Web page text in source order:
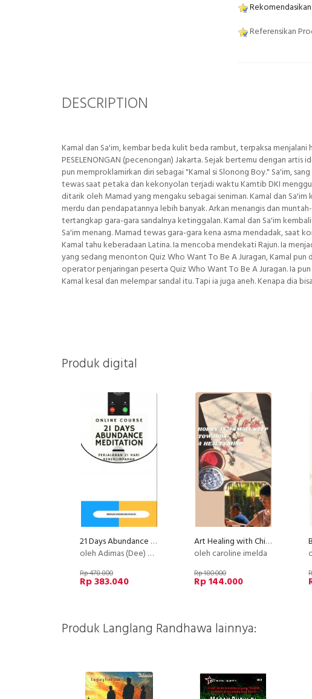
Referensikan
DESCRIPTION
Kamal dan Sa'im, kembar beda kulit beda rambut, terpaksa
PESELENONGAN (pecenongan) Jakarta. Sejak bertemu dengan
pun memproklamirkan diri sebagai "Kamal si Slonong Boy." Sa'im,
tewas saat petaka dan kekonyolan terjadi waktu Kamtib DKI
ditarik oleh Mamad yang mengaku sebagai seniman. Kamal dan
merdu dan pendapatannya lebih banyak. Arkan menangis dan
tertangkap gara-gara sandalnya ketinggalan. Kamal dan Sa'im
Sa'im menang. Mamad tewas gara-gara kena asma mendadak, saat
Kamal tahu keberadaan Latina. Ia mencoba mendekati Rajun. Ia
yang sedang menonton Quiz Who Want To Be A Juragan, Kamal
operator penjaringan peserta Quiz Who Want To Be A Juragan. Ia
Kamal kesal dan melempar sandal itu. Tapi ia juga aneh. Kenapa dia
Produk digital
21 Days Abundance Meditation
oleh Adimas (Dee) Wirajayanagara (Lesmana)
Rp 478.800
Rp 383.040
Art Healing with Chinese Painting - 2nd Basic Stroke of Chinese Painting : Plum Blossom
oleh caroline imelda
Rp 180.000
Rp 144.000
Produk Langlang Randhawa lainnya: